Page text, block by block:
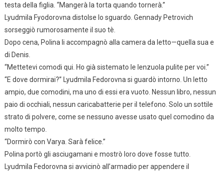
testa della figlia. “Mangerà la torta quando tornerà.”
Lyudmila Fyodorovna distolse lo sguardo. Gennady Petrovich
sorseggiò rumorosamente il suo tè.
Dopo cena, Polina li accompagnò alla camera da letto—quella sua e
di Denis.
“Mettetevi comodi qui. Ho già sistemato le lenzuola pulite per voi.”
“E dove dormirai?” Lyudmila Fedorovna si guardò intorno. Un letto
ampio, due comodini, ma uno di essi era vuoto. Nessun libro, nessun
paio di occhiali, nessun caricabatterie per il telefono. Solo un sottile
strato di polvere, come se nessuno avesse usato quel comodino da
molto tempo.
“Dormirò con Varya. Sarà felice.”
Polina portò gli asciugamani e mostrò loro dove fosse tutto.
Lyudmila Fedorovna si avvicinò all’armadio per appendere il